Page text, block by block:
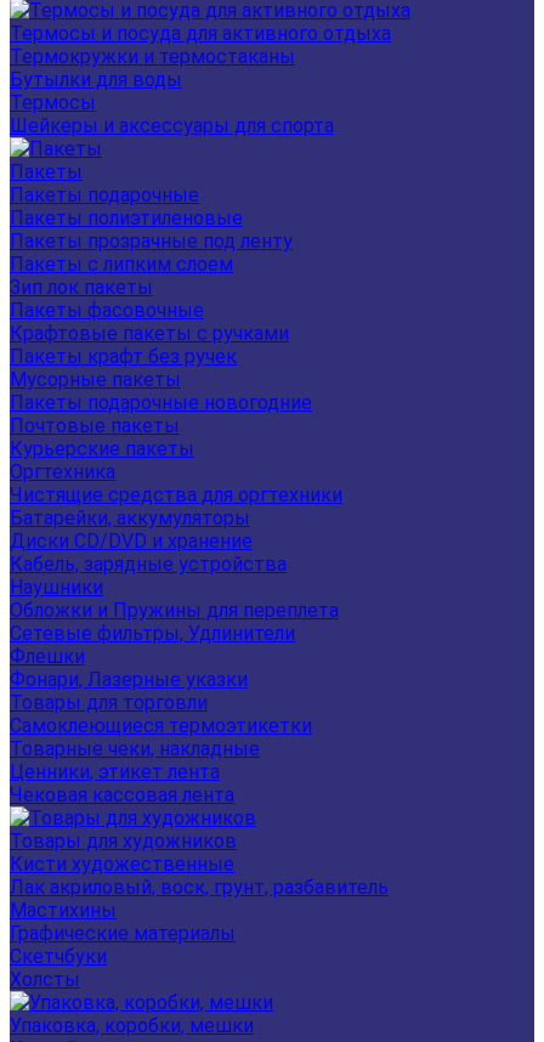
Термосы и посуда для активного отдыха
Термокружки и термостаканы
Бутылки для воды
Термосы
Шейкеры и аксессуары для спорта
Пакеты
Пакеты подарочные
Пакеты полиэтиленовые
Пакеты прозрачные под ленту
Пакеты с липким слоем
Зип лок пакеты
Пакеты фасовочные
Крафтовые пакеты с ручками
Пакеты крафт без ручек
Мусорные пакеты
Пакеты подарочные новогодние
Почтовые пакеты
Курьерские пакеты
Оргтехника
Чистящие средства для оргтехники
Батарейки, аккумуляторы
Диски CD/DVD и хранение
Кабель, зарядные устройства
Наушники
Обложки и Пружины для переплета
Сетевые фильтры, Удлинители
Флешки
Фонари, Лазерные указки
Товары для торговли
Самоклеющиеся термоэтикетки
Товарные чеки, накладные
Ценники, этикет лента
Чековая кассовая лента
Товары для художников
Кисти художественные
Лак акриловый, воск, грунт, разбавитель
Мастихины
Графические материалы
Скетчбуки
Холсты
Упаковка, коробки, мешки